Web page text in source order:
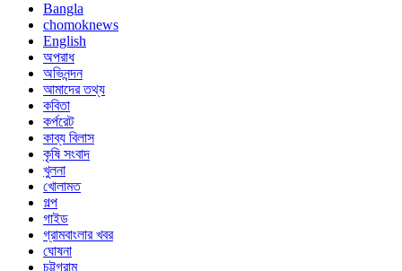
Bangla
chomoknews
English
অপরাধ
অভিনন্দন
আমাদের তথ্য
কবিতা
কর্পরেট
কাব্য বিলাস
কৃষি সংবাদ
খুলনা
খোলামত
গল্প
গাইড
গ্রামবাংলার খবর
ঘোষনা
চট্টগ্রাম